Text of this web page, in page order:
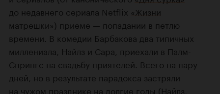
до недавнего сериала Netflix «Жизни
матрешки») приеме — попадании в петлю
времени. В комедии Барбакова два типичных
миллениала, Найлз и Сара, приехали в Палм-
Спрингс на свадьбу приятелей. Всего на пару
дней, но в результате парадокса застряли
на чужом празднике на долгие годы (Найлз,